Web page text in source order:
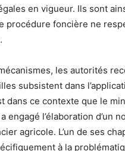
en vigueur. Ils sont
procédure foncière ne
les autorités
subsistent dans
dans ce contexte que le
engagé l’élaboration d’un
agricole. L’un de ses
à la